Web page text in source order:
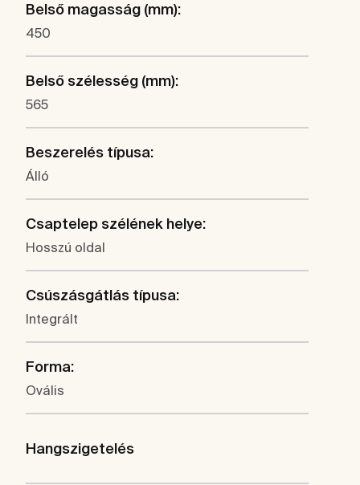
Belső magasság (mm):
450
Belső szélesség (mm):
565
Beszerelés típusa:
Álló
Csaptelep szélének helye:
Hosszú oldal
Csúszásgátlás típusa:
Integrált
Forma:
Ovális
Hangszigetelés